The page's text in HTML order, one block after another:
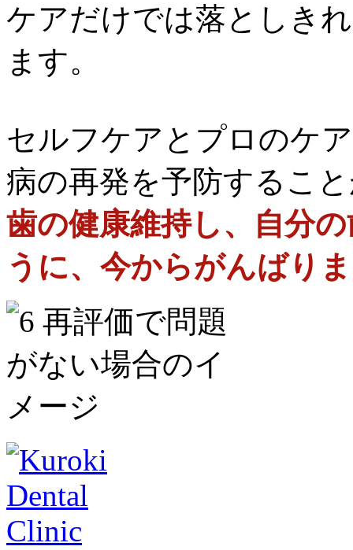
ケアだけでは落としき
ます。
セルフケアとプロのケ
病の再発を予防するこ
歯の健康維持し、自分
うに、今からがんばり